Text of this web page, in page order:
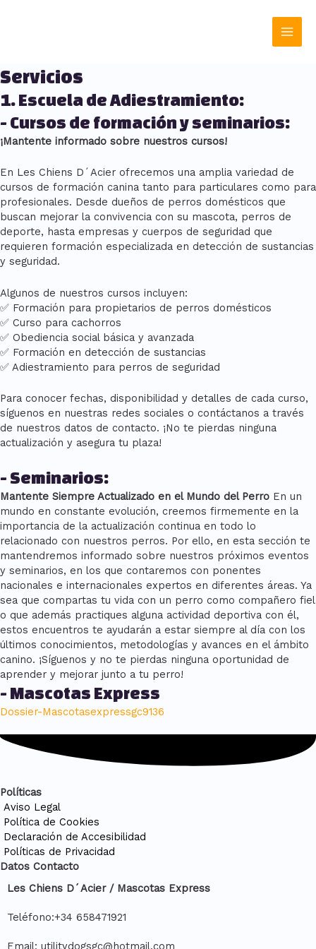
Main
Servicios
1. Escuela de Adiestramiento:
- Cursos de formación y seminarios:
¡Mantente informado sobre nuestros cursos!
En Les Chiens D´Acier ofrecemos una amplia variedad de
cursos de formación canina tanto para particulares como para
profesionales. Desde dueños de perros domésticos que
buscan mejorar la convivencia con su mascota, perros de
deporte, hasta empresas y cuerpos de seguridad que
requieren formación especializada en detección de sustancias
y seguridad.
Algunos de nuestros cursos incluyen:
✅ Formación para propietarios de perros domésticos
✅ Curso para cachorros
✅ Obediencia social básica y avanzada
✅ Formación en detección de sustancias
✅ Adiestramiento para perros de seguridad
Para conocer fechas, disponibilidad y detalles de cada curso,
síguenos en nuestras redes sociales o contáctanos a través
de nuestros datos de contacto. ¡No te pierdas ninguna
actualización y asegura tu plaza!
- Seminarios:
Mantente Siempre Actualizado en el Mundo del Perro En un
mundo en constante evolución, creemos firmemente en la
importancia de la actualización continua en todo lo
relacionado con nuestros perros. Por ello, en esta sección te
mantendremos informado sobre nuestros próximos eventos
y seminarios, en los que contaremos con ponentes
nacionales e internacionales expertos en diferentes áreas. Ya
sea que compartas tu vida con un perro como compañero fiel
o que además practiques alguna actividad deportiva con él,
estos encuentros te ayudarán a estar siempre al día con los
últimos conocimientos, metodologías y avances en el ámbito
canino. ¡Síguenos y no te pierdas ninguna oportunidad de
aprender y mejorar junto a tu perro!
- Mascotas Express
Dossier-Mascotasexpressgc9136
Políticas
Aviso Legal
Política de Cookies
Declaración de Accesibilidad
Políticas de Privacidad
Datos Contacto
Les Chiens D´Acier / Mascotas Express
Teléfono:+34 658471921
Email: utilitydogsgc@hotmail.com